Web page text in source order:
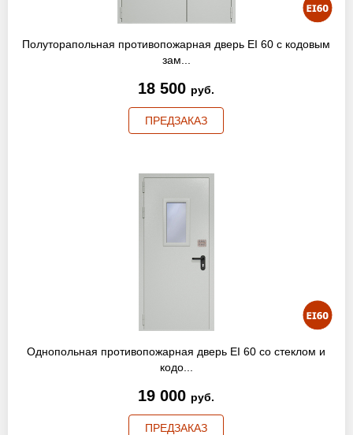
Полуторапольная противопожарная дверь EI 60 с кодовым
зам...
18 500 руб.
ПРЕДЗАКАЗ
Однопольная противопожарная дверь EI 60 со стеклом и
кодо...
19 000 руб.
ПРЕДЗАКАЗ